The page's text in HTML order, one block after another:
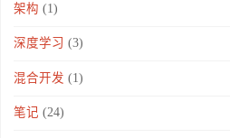
架构 (1)
深度学习 (3)
混合开发 (1)
笔记 (24)